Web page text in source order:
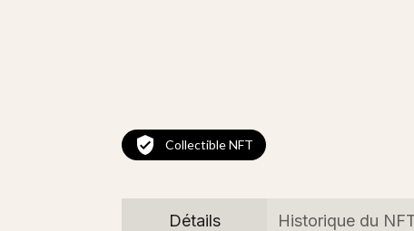
Collectible NFT
Détails Historique du